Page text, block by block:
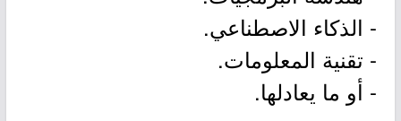
- الذكاء الاصطناعي.
- تقنية المعلومات.
- أو ما يعادلها.